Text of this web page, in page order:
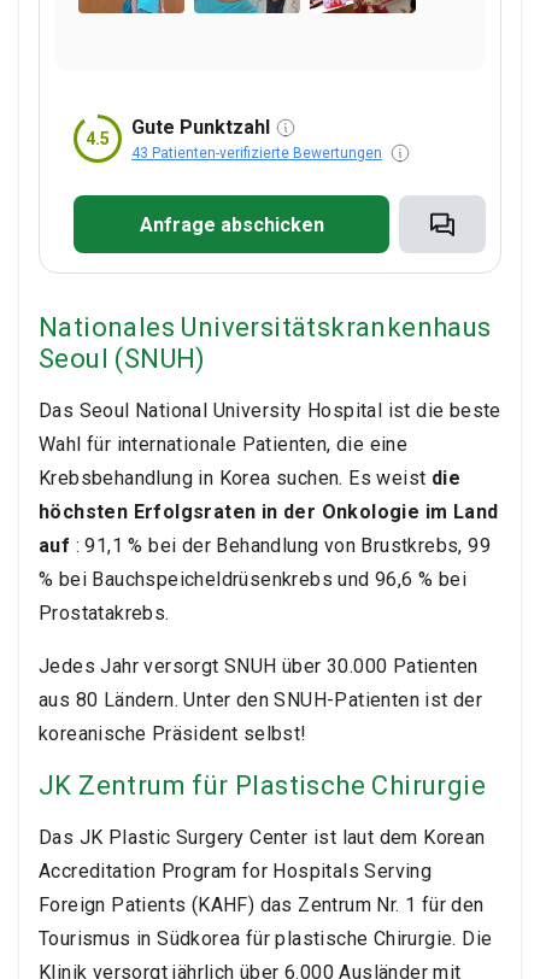
Tumor. Sie gaben mir auch eine Diskette mit
einem Ultraschall und einer Momographie und
an alle und danke an bookimed.com! Dies ist kein
Betrug, sie helfen den Menschen wirklich. Ich
wollte ein Foto der Klinik und des Koordinators
4.5 Gute Punktzahl
43 Patienten-verifizierte Bewertungen
Anfrage abschicken
Nationales Universitätskrankenhaus
Seoul (SNUH)
Das Seoul National University Hospital ist die beste
Wahl für internationale Patienten, die eine
Krebsbehandlung in Korea suchen. Es weist die
höchsten Erfolgsraten in der Onkologie im Land
auf : 91,1 % bei der Behandlung von Brustkrebs, 99
% bei Bauchspeicheldrüsenkrebs und 96,6 % bei
Prostatakrebs.
Jedes Jahr versorgt SNUH über 30.000 Patienten
aus 80 Ländern. Unter den SNUH-Patienten ist der
koreanische Präsident selbst!
JK Zentrum für Plastische Chirurgie
Das JK Plastic Surgery Center ist laut dem Korean
Accreditation Program for Hospitals Serving
Foreign Patients (KAHF) das Zentrum Nr. 1 für den
Tourismus in Südkorea für plastische Chirurgie. Die
Klinik versorgt jährlich über 6.000 Ausländer mit